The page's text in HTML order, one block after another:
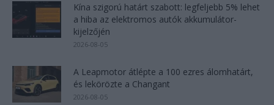
Kína szigorú határt szabott: legfeljebb 5% lehet
a hiba az elektromos autók akkumulátor-
kijelzőjén
2026-08-05
A Leapmotor átlépte a 100 ezres álomhatárt,
és lekörözte a Changant
2026-08-05